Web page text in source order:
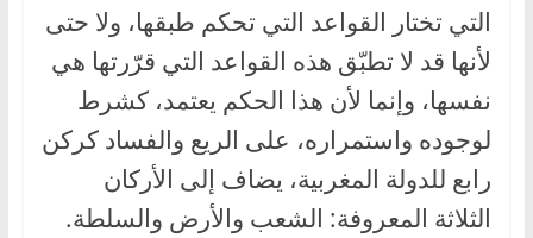
التي تختار القواعد التي تحكم طبقها، ولا حتى
لأنها قد لا تطبّق هذه القواعد التي قرّرتها هي
نفسها، وإنما لأن هذا الحكم يعتمد، كشرط
لوجوده واستمراره، على الريع والفساد كركن
رابع للدولة المغربية، يضاف إلى الأركان
الثلاثة المعروفة: الشعب والأرض والسلطة.